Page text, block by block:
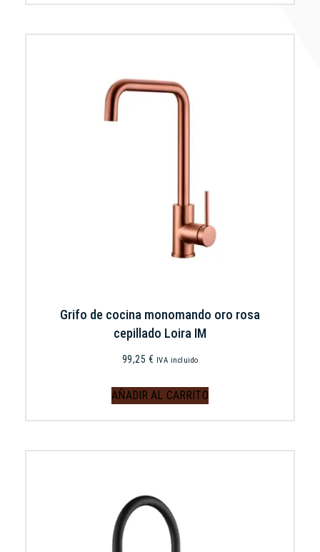
Grifo de cocina monomando oro rosa
cepillado Loira IM
99,25 € IVA incluido
AÑADIR AL CARRITO